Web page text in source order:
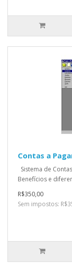
Contas a
Sistema de
Benefícios e
R$350,00
Sem impostos: